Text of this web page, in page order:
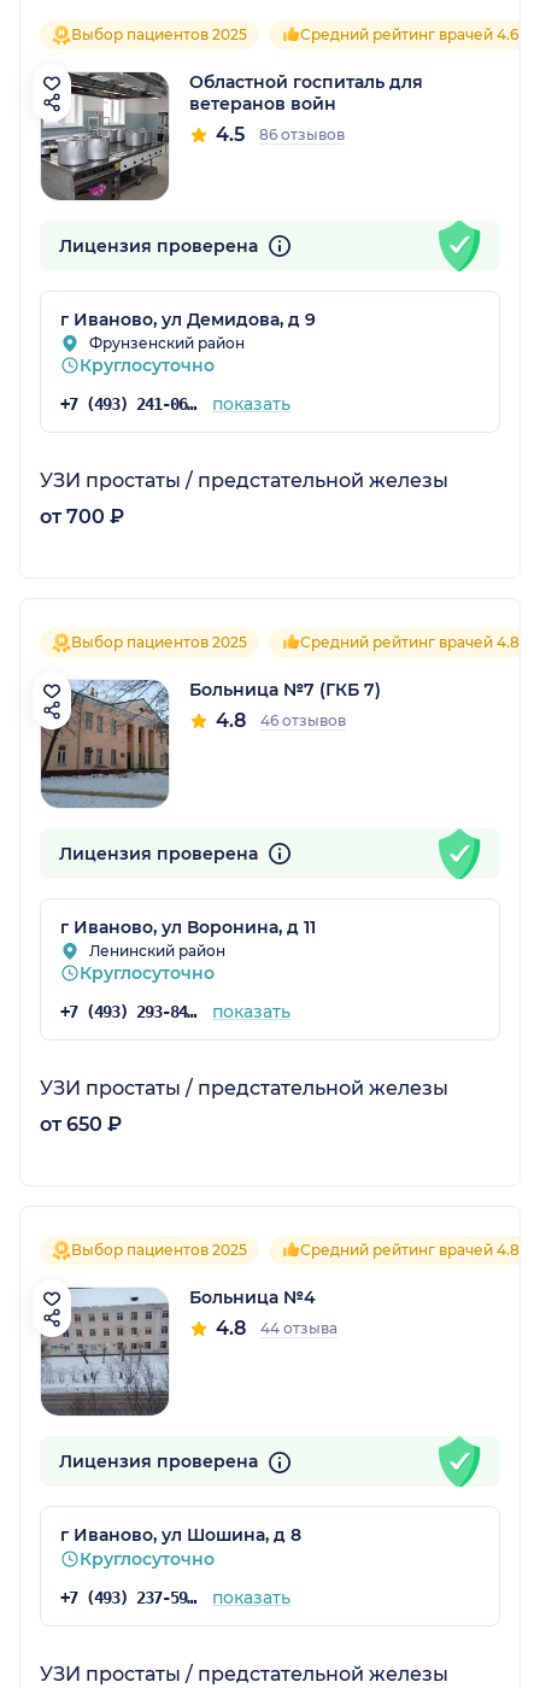
Выбор пациентов 2025 Средний рейтинг врачей 4.6
Областной госпиталь для
ветеранов войн
4.5 86 отзывов
Лицензия проверена
г Иваново, ул Демидова, д 9
Фрунзенский район
Круглосуточно
+7 (493) 241-06-65 показать
УЗИ простаты / предстательной железы
от 700 ₽
Выбор пациентов 2025 Средний рейтинг врачей 4.8
Больница №7 (ГКБ 7)
4.8 46 отзывов
Лицензия проверена
г Иваново, ул Воронина, д 11
Ленинский район
Круглосуточно
+7 (493) 293-84-01 показать
УЗИ простаты / предстательной железы
от 650 ₽
Выбор пациентов 2025 Средний рейтинг врачей 4.8
Больница №4
4.8 44 отзыва
Лицензия проверена
г Иваново, ул Шошина, д 8
Круглосуточно
+7 (493) 237-59-41 показать
УЗИ простаты / предстательной железы